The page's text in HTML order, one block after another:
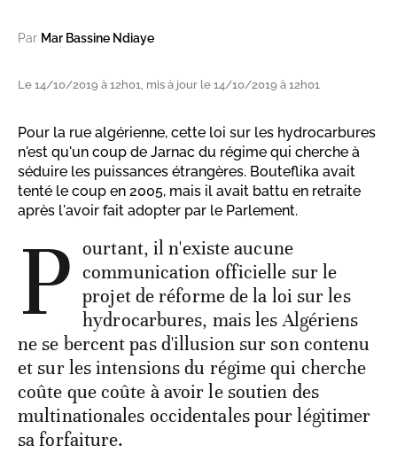
Par Mar Bassine Ndiaye
Le 14/10/2019 à 12h01, mis à jour le 14/10/2019 à 12h01
Pour la rue algérienne, cette loi sur les hydrocarbures
n'est qu'un coup de Jarnac du régime qui cherche à
séduire les puissances étrangères. Bouteflika avait
tenté le coup en 2005, mais il avait battu en retraite
après l'avoir fait adopter par le Parlement.
P ourtant, il n'existe aucune
communication officielle sur le
projet de réforme de la loi sur les
hydrocarbures, mais les Algériens
ne se bercent pas d'illusion sur son contenu
et sur les intensions du régime qui cherche
coûte que coûte à avoir le soutien des
multinationales occidentales pour légitimer
sa forfaiture.